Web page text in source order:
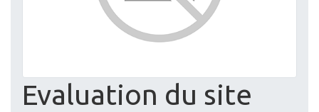
Evaluation du site